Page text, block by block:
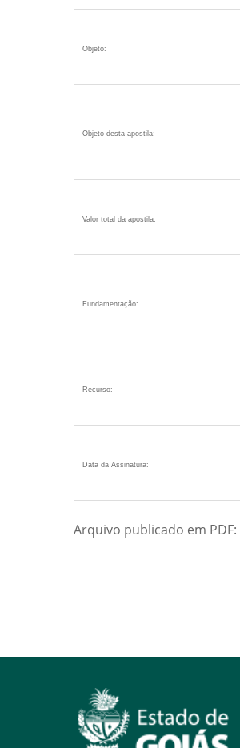
Objeto:
Objeto desta apostila:
Valor total da apostila:
Fundamentação:
Recurso:
Data da Assinatura:
Arquivo publicado em PDF: